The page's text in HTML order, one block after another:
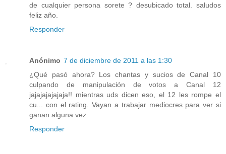
de cualquier persona sorete ? desubicado total. saludos
feliz año.
Responder
Anónimo 7 de diciembre de 2011 a las 1:30
¿Qué pasó ahora? Los chantas y sucios de Canal 10
culpando de manipulación de votos a Canal 12
jajajajajajaja!! mientras uds dicen eso, el 12 les rompe el
cu... con el rating. Vayan a trabajar mediocres para ver si
ganan alguna vez.
Responder